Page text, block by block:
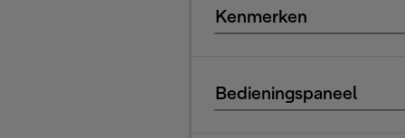
Kenmerken
Bedieningspaneel